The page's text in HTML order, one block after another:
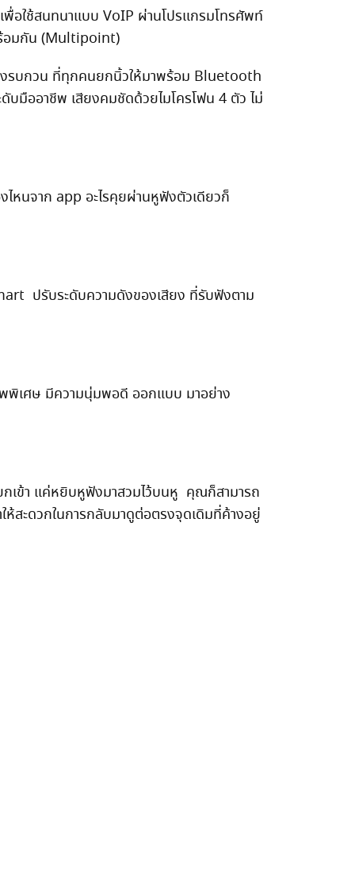
อใช้สนทนาแบบ VoIP ผ่านโปรแกรมโทรศัพท์
ร้อมกัน (Multipoint)
รบกวน ที่ทุกคนยกนิ้วให้มาพร้อม Bluetooth
บมืออาชีพ เสียงคมชัดด้วยไมโครโฟน 4 ตัว ไม่
หนจาก app อะไรคุยผ่านหูฟังตัวเดียวก็
ปรับระดับความดังของเสียง ที่รับฟังตาม
พิเศษ มีความนุ่มพอดี ออกแบบ มาอย่าง
เข้า แค่หยิบหูฟังมาสวมไว้บนหู คุณก็สามารถ
สะดวกในการกลับมาดูต่อตรงจุดเดิมที่ค้างอยู่